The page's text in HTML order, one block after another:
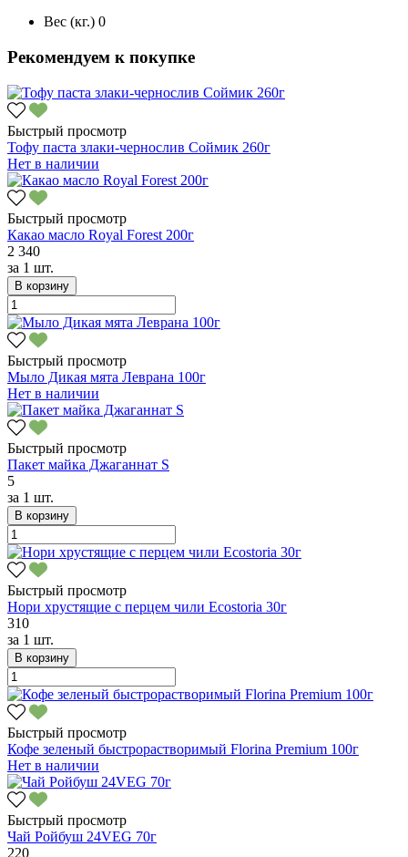
Вес (кг.) 0
Рекомендуем к покупке
Быстрый просмотр
Тофу паста злаки-чернослив Соймик 260г
Нет в наличии
Быстрый просмотр
Какао масло Royal Forest 200г
2 340
за 1 шт.
В корзину
Быстрый просмотр
Мыло Дикая мята Леврана 100г
Нет в наличии
Быстрый просмотр
Пакет майка Джаганнат S
5
за 1 шт.
В корзину
Быстрый просмотр
Нори хрустящие с перцем чили Ecostoria 30г
310
за 1 шт.
В корзину
Быстрый просмотр
Кофе зеленый быстрорастворимый Florina Premium 100г
Нет в наличии
Быстрый просмотр
Чай Ройбуш 24VEG 70г
220